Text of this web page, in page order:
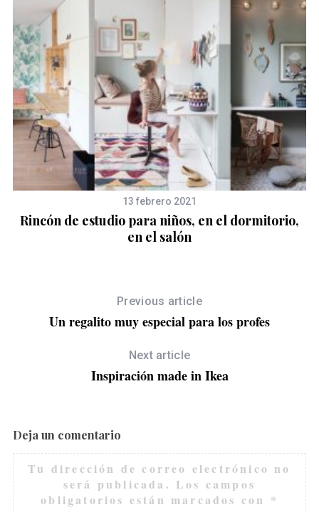
13 febrero 2021
Rincón de estudio para niños, en el dormitorio,
en el salón
Previous article
Un regalito muy especial para los profes
Next article
Inspiración made in Ikea
Deja un comentario
Tu dirección de correo electrónico no
será publicada. Los campos
obligatorios están marcados con *